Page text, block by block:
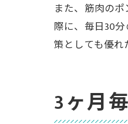
また、筋肉の
際に、毎日30
策としても優れ
3ヶ月